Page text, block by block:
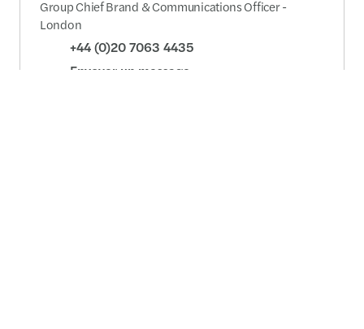
Group Chief Brand & Communications Officer -
London
+44 (0)20 7063 4435
Envoyer un message